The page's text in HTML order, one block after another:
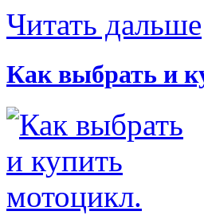
Читать дальше
Как выбрать и